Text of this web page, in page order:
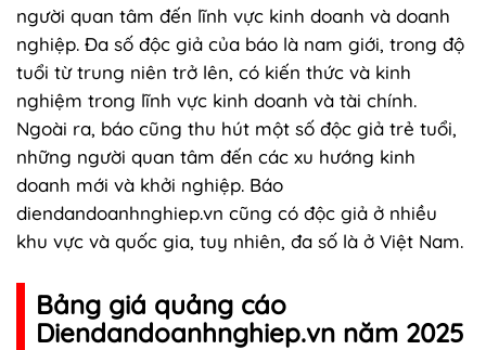
người quan tâm đến lĩnh vực kinh doanh và doanh
nghiệp. Đa số độc giả của báo là nam giới, trong độ
tuổi từ trung niên trở lên, có kiến thức và kinh
nghiệm trong lĩnh vực kinh doanh và tài chính.
Ngoài ra, báo cũng thu hút một số độc giả trẻ tuổi,
những người quan tâm đến các xu hướng kinh
doanh mới và khởi nghiệp. Báo
diendandoanhnghiep.vn cũng có độc giả ở nhiều
khu vực và quốc gia, tuy nhiên, đa số là ở Việt Nam.
Bảng giá quảng cáo
Diendandoanhnghiep.vn năm 2025